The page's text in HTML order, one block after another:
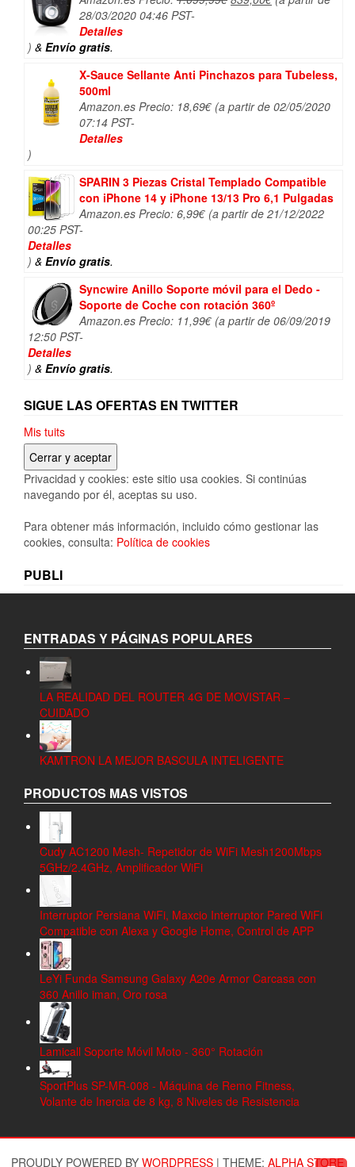
28/03/2020 04:46 PST-
Detalles
) & Envío gratis.
X-Sauce Sellante Anti Pinchazos para Tubeless,
500ml
Amazon.es Precio: 18,69€ (a partir de 02/05/2020
07:14 PST-
Detalles
)
SPARIN 3 Piezas Cristal Templado Compatible
con iPhone 14 y iPhone 13/13 Pro 6,1 Pulgadas
Amazon.es Precio: 6,99€ (a partir de 21/12/2022
00:25 PST-
Detalles
) & Envío gratis.
Syncwire Anillo Soporte móvil para el Dedo -
Soporte de Coche con rotación 360º
Amazon.es Precio: 11,99€ (a partir de 06/09/2019
12:50 PST-
Detalles
) & Envío gratis.
SIGUE LAS OFERTAS EN TWITTER
Mis tuits
Privacidad y cookies: este sitio usa cookies. Si continúas
navegando por él, aceptas su uso.
Para obtener más información, incluido cómo gestionar las
cookies, consulta: Política de cookies
PUBLI
ENTRADAS Y PÁGINAS POPULARES
LA REALIDAD DEL ROUTER 4G DE MOVISTAR –
CUIDADO
KAMTRON LA MEJOR BASCULA INTELIGENTE
PRODUCTOS MAS VISTOS
Cudy AC1200 Mesh- Repetidor de WiFi Mesh1200Mbps
5GHz/2.4GHz, Amplificador WiFi
Interruptor Persiana WiFi, Maxcio Interruptor Pared WiFi
Compatible con Alexa y Google Home, Control de APP
LeYi Funda Samsung Galaxy A20e Armor Carcasa con
360 Anillo iman, Oro rosa
Lamicall Soporte Móvil Moto - 360° Rotación
SportPlus SP-MR-008 - Máquina de Remo Fitness,
Volante de Inercia de 8 kg, 8 Niveles de Resistencia
PROUDLY POWERED BY WORDPRESS | THEME: ALPHA STORE